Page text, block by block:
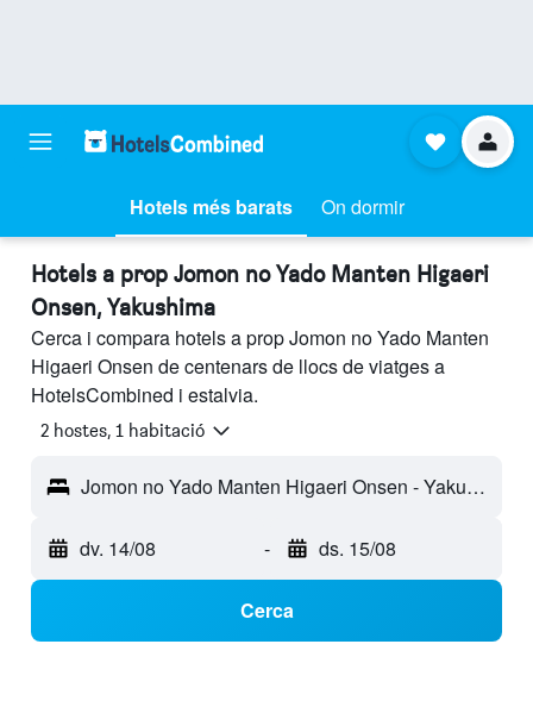
Hotels més barats On dormir
Hotels a prop Jomon no Yado Manten Higaeri
Onsen, Yakushima
Cerca i compara hotels a prop Jomon no Yado Manten
Higaeri Onsen de centenars de llocs de viatges a
HotelsCombined i estalvia.
2 hostes, 1 habitació
Jomon no Yado Manten Higaeri Onsen - Yakushima, Japó
dv. 14/08 - ds. 15/08
Cerca